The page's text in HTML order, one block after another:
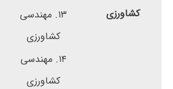
کشاورزی
۱۳. مهندسی
کشاورزی
۱۴. مهندسی
کشاورزی